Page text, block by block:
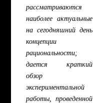
рассматриваются
наиболее актуальные
на сегодняшний день
концепции
рациональности;
дается краткий
обзор
экспериментальной
работы, проведенной